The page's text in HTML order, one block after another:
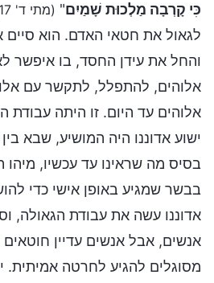
כִּי קָרְבָה מַלְכוּת שָׁמַיִם" (מתי ד' 17)
לגאול את חטאי האדם. הוא סיים
והחל את עידן החסד, בו איפשר
אלוהים, להתפלל, לתקשר עם
אלוהים עד היום. זו היתה עבודת
ישוע אדוננו היה המושיע, שבא
בסיס מה שראינו עד עכשיו, מיהו
בבשר שמגיע באופן אישי כדי
אדוננו עשה את עבודת הגאולה,
אנשים, אבל אנשים עדיין
מסוגלים להגיע לחרטה אמיתית.